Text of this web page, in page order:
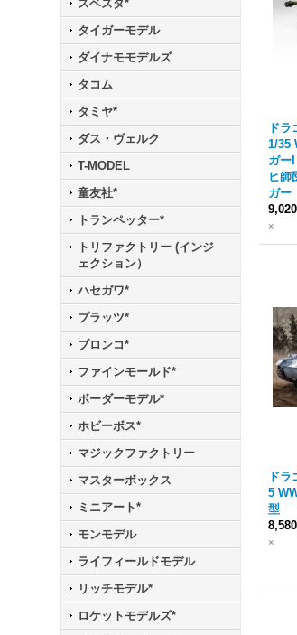
ズベズダ*
タイガーモデル
ダイナモモデルズ
タコム
タミヤ*
ダス・ヴェルク
T-MODEL
童友社*
トランペッター*
トリファクトリー (インジ
ェクション）
ハセガワ*
プラッツ*
ブロンコ*
ファインモールド*
ボーダーモデル*
ホビーボス*
マジックファクトリー
マスターボックス
ミニアート*
モンモデル
ライフィールドモデル
リッチモデル*
ロケットモデルズ*
ド
1/35
ガー
ヒ師
ガー
×
ド
5
型
×